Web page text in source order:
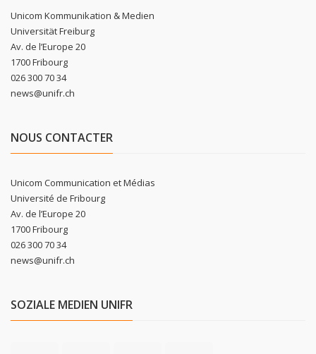
Unicom Kommunikation & Medien
Universität Freiburg
Av. de l’Europe 20
1700 Fribourg
026 300 70 34
news@unifr.ch
NOUS CONTACTER
Unicom Communication et Médias
Université de Fribourg
Av. de l’Europe 20
1700 Fribourg
026 300 70 34
news@unifr.ch
SOZIALE MEDIEN UNIFR